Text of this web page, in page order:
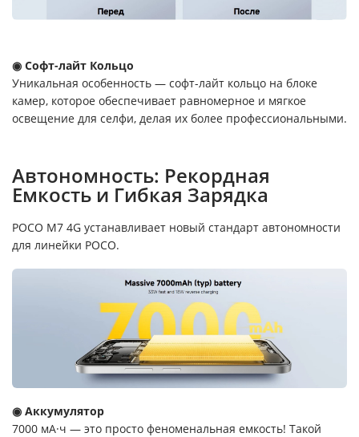
◉ Софт-лайт Кольцо
Уникальная особенность — софт-лайт кольцо на блоке
камер, которое обеспечивает равномерное и мягкое
освещение для селфи, делая их более профессиональными.
Автономность: Рекордная
Емкость и Гибкая Зарядка
POCO M7 4G устанавливает новый стандарт автономности
для линейки POCO.
◉ Аккумулятор
7000 мА·ч — это просто феноменальная емкость! Такой